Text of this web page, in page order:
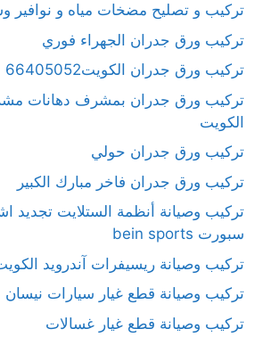
تركيب و تصليح مضخات مياه و نوافير
تركيب ورق جدران الجهراء فوري
تركيب ورق جدران الكويت66405052
تركيب ورق جدران بمشرف دهانات
الكويت
تركيب ورق جدران حولي
تركيب ورق جدران فاخر مبارك الكبير
تركيب وصيانة أنظمة الستلايت تجديد
سبورت bein sports
تركيب وصيانة ريسيفرات آندرويد
تركيب وصيانة قطع غيار سيارات نيسان
تركيب وصيانة قطع غيار غسالات